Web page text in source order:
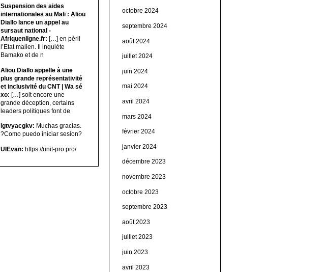
Suspension des aides
internationales au Mali : Aliou
Diallo lance un appel au
sursaut national -
Afriquenligne.fr: […] en péril
l’Etat malien. Il inquiète
Bamako et de n
Aliou Diallo appelle à une
plus grande représentativité
et inclusivité du CNT | Wa sé
xo: […] soit encore une
grande déception, certains
leaders politiques font de
lgtvyacgkv: Muchas gracias.
?Como puedo iniciar sesion?
UIEvan: https://unit-pro.pro/
octobre 2024
septembre 2024
août 2024
juillet 2024
juin 2024
mai 2024
avril 2024
mars 2024
février 2024
janvier 2024
décembre 2023
novembre 2023
octobre 2023
septembre 2023
août 2023
juillet 2023
juin 2023
avril 2023